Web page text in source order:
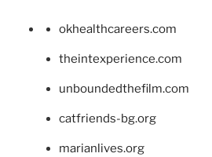
okhealthcareers.com
theintexperience.com
unboundedthefilm.com
catfriends-bg.org
marianlives.org